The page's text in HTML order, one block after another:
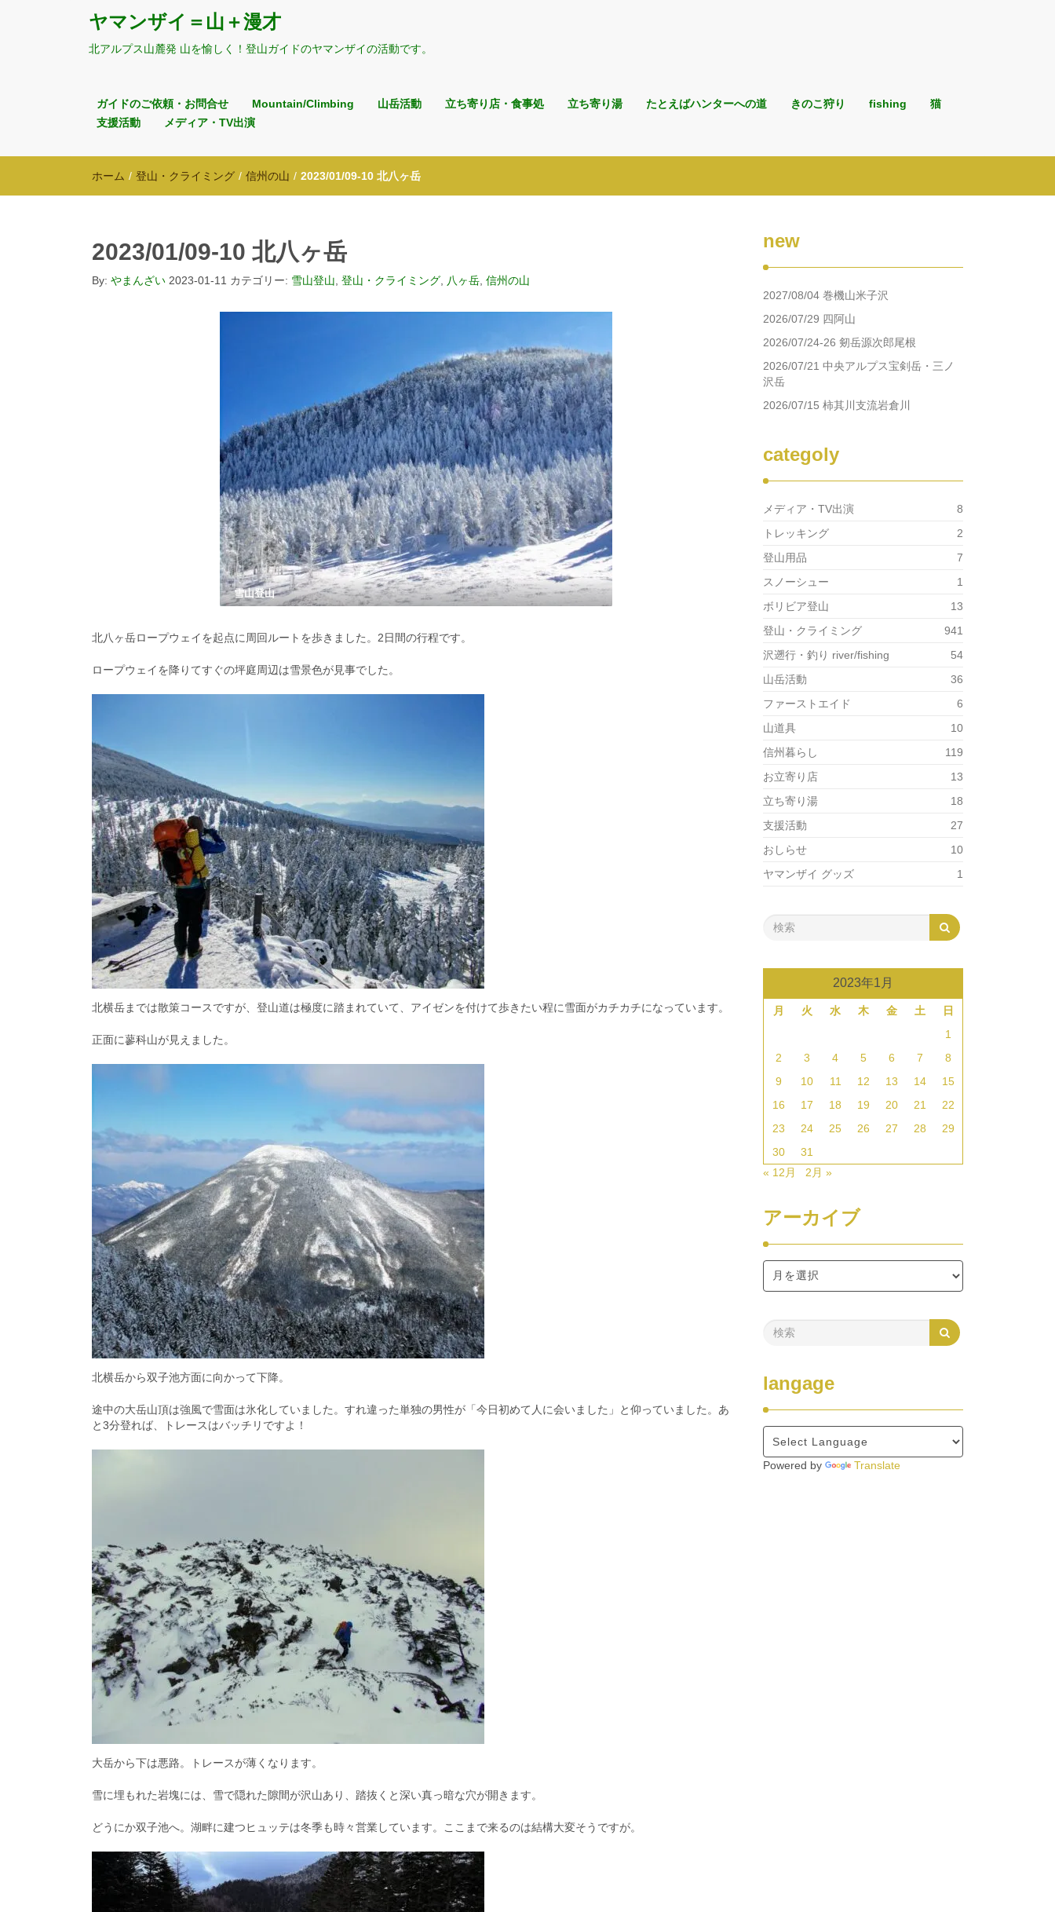
ヤマンザイ＝山＋漫才
北アルプス山麓発 山を愉しく！登山ガイドのヤマンザイの活動です。
ガイドのご依頼・お問合せ Mountain/Climbing 山岳活動 立ち寄り店・食事処 立ち寄り湯 たとえばハンターへの道 きのこ狩り fishing
猫
支援活動
メディア・TV出演
ホーム / 登山・クライミング / 信州の山 / 2023/01/09-10 北八ヶ岳
2023/01/09-10 北八ヶ岳
By: やまんざい 2023-01-11 カテゴリー: 雪山登山 登山・クライミング 八ヶ岳 信州の山
雪山登山
北八ヶ岳ロープウェイを起点に周回ルートを歩きました。2日間の行程です。
ロープウェイを降りてすぐの坪庭周辺は雪景色が見事でした。
北横岳までは散策コースですが、登山道は極度に踏まれていて、アイゼンを付けて歩きたい程に雪面がカチカチになっています。
正面に蓼科山が見えました。
北横岳から双子池方面に向かって下降。
途中の大岳山頂は強風で雪面は氷化していました。すれ違った単独の男性が「今日初めて人に会いました」と仰っていました。あ
と3分登れば、トレースはバッチリですよ！
大岳から下は悪路。トレースが薄くなります。
雪に埋もれた岩塊には、雪で隠れた隙間が沢山あり、踏抜くと深い真っ暗な穴が開きます。
どうにか双子池へ。湖畔に建つヒュッテは冬季も時々営業しています。ここまで来るのは結構大変そうですが。
new
2027/08/04 巻機山米子沢
2026/07/29 四阿山
2026/07/24-26 剱岳源次郎尾根
2026/07/21 中央アルプス宝剣岳・三ノ
沢岳
2026/07/15 柿其川支流岩倉川
categoly
メディア・TV出演
8
トレッキング
2
登山用品
7
スノーシュー
1
ボリビア登山
13
登山・クライミング
941
沢遡行・釣り river/fishing
54
山岳活動
36
ファーストエイド
6
山道具
10
信州暮らし
119
お立寄り店
13
立ち寄り湯
18
支援活動
27
おしらせ
10
ヤマンザイ グッズ
1
2023年1月
月 火 水 木 金 土
日
1
2
3 4 5 6 7
8
9
10 11 12 13 14
15
16
17 18 19 20 21
22
23
24 25 26 27 28
29
30
31
« 12月
2月 »
アーカイブ
langage
Powered by Translate